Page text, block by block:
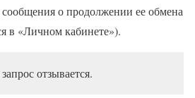
о продолжении ее обмена
в «Личном кабинете»).
отзывается.